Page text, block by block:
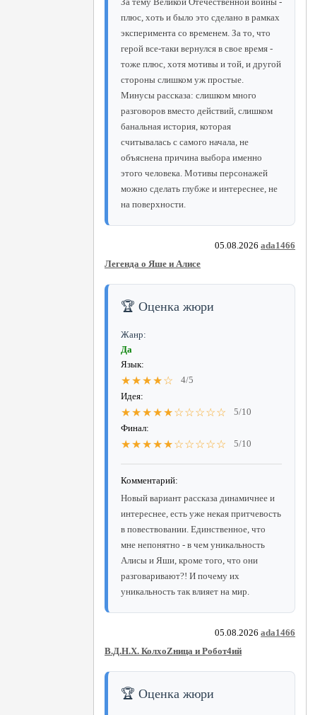
плюс, хоть и было это сделано в рамках
эксперимента со временем. За то, что
герой все-таки вернулся в свое время -
тоже плюс, хотя мотивы и той, и другой
стороны слишком уж простые.
Минусы рассказа: слишком много
разговоров вместо действий, слишком
банальная история, которая
считывалась с самого начала, не
объяснена причина выбора именно
этого человека. Мотивы персонажей
можно сделать глубже и интереснее, не
на поверхности.
05.08.2026 ada1466
Легенда о Яше и Алисе
🏆 Оценка жюри
Жанр:
Да
Язык:
★★★★☆
4/5
Идея:
★★★★★☆☆☆☆☆
5/10
Финал:
★★★★★☆☆☆☆☆ 5/10
Комментарий:
Новый вариант рассказа динамичнее и
интереснее, есть уже некая притчевость
в повествовании. Единственное, что
мне непонятно - в чем уникальность
Алисы и Яши, кроме того, что они
разговаривают?! И почему их
уникальность так влияет на мир.
05.08.2026 ada1466
В.Д.Н.Х. КолхоZница и Робот4ий
🏆 Оценка жюри